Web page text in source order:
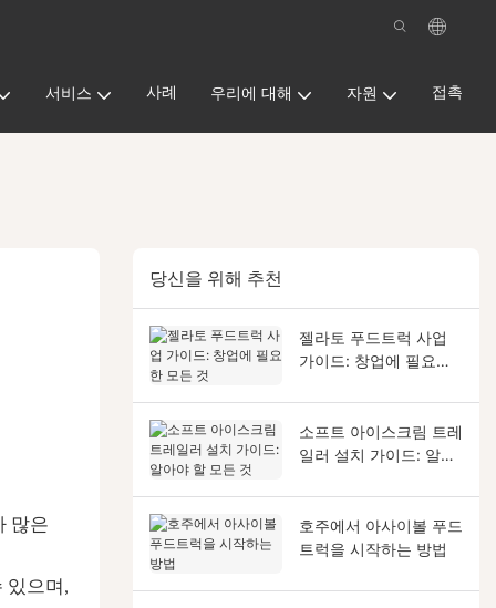
서비스 사례 우리에 대해 자원 접촉
많은
있으며,
당신을 위해 추천
젤라토 푸드트럭 사업
가이드: 창업에 필요한
소프트 아이스크림 트레
일러 설치 가이드: 알아
호주에서 아사이볼 푸드
트럭을 시작하는 방법